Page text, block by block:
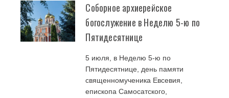
Соборное архиерейское
богослужение в Неделю 5-ю по
Пятидесятнице
5 июля, в Неделю 5-ю по
Пятидесятнице, день памяти
священномученика Евсевия,
епископа Самосатского,